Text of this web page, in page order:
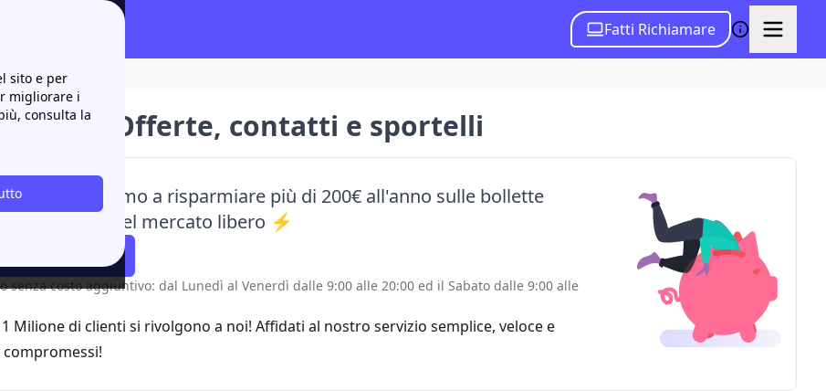
sito e per
migliorare i
consulta la
Fatti Richiamare
Offerte, contatti e sportelli
e ti aiutiamo a risparmiare più di 200€ all'anno sulle bollette
alle offerte del mercato libero ⚡
senza costo aggiuntivo: dal Lunedì al Venerdì dalle 9:00 alle 20:00 ed il Sabato dalle 9:00 alle
Milione di clienti si rivolgono a noi! Affidati al nostro servizio semplice, veloce e
compromessi!